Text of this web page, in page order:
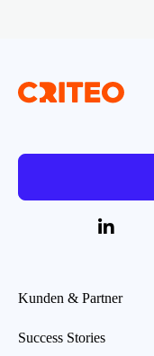
Kunden & Partner
Success Stories